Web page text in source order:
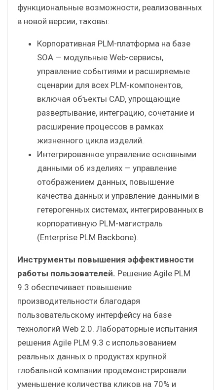
функциональные возможности, реализованных
в новой версии, таковы:
Корпоративная PLM-платформа на базе
SOA — модульные Web-сервисы,
управление событиями и расширяемые
сценарии для всех PLM-компонентов,
включая объекты CAD, упрощающие
развертывание, интеграцию, сочетание и
расширение процессов в рамках
жизненного цикла изделий.
Интегрированное управление основными
данными об изделиях — управление
отображением данных, повышение
качества данных и управление данными в
гетерогенных системах, интегрированных в
корпоративную PLM-магистраль
(Enterprise PLM Backbone).
Инструменты повышения эффективности
работы пользователей. Решение Agile PLM
9.3 обеспечивает повышение
производительности благодаря
пользовательскому интерфейсу на базе
технологий Web 2.0. Лабораторные испытания
решения Agile PLM 9.3 с использованием
реальных данных о продуктах крупной
глобальной компании продемонстрировали
уменьшение количества кликов на 70% и